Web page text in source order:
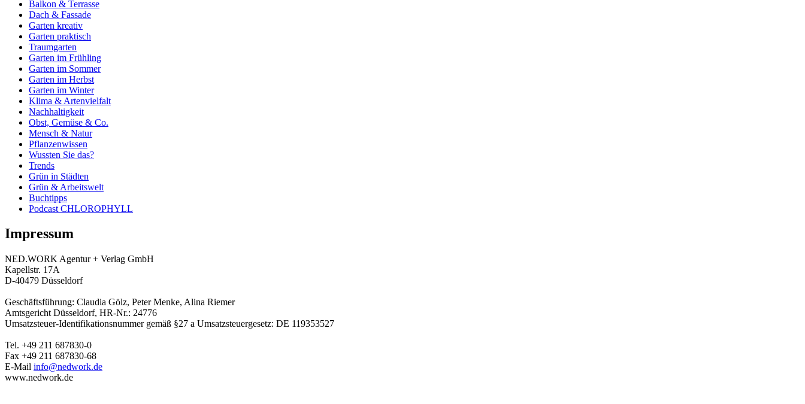
Balkon & Terrasse
Dach & Fassade
Garten kreativ
Garten praktisch
Traumgarten
Garten im Frühling
Garten im Sommer
Garten im Herbst
Garten im Winter
Klima & Artenvielfalt
Nachhaltigkeit
Obst, Gemüse & Co.
Mensch & Natur
Pflanzenwissen
Wussten Sie das?
Trends
Grün in Städten
Grün & Arbeitswelt
Buchtipps
Podcast CHLOROPHYLL
Impressum
NED.WORK Agentur + Verlag GmbH
Kapellstr. 17A
D-40479 Düsseldorf
Geschäftsführung: Claudia Gölz, Peter Menke, Alina Riemer
Amtsgericht Düsseldorf, HR-Nr.: 24776
Umsatzsteuer-Identifikationsnummer gemäß §27 a Umsatzsteuergesetz: DE 119353527
Tel. +49 211 687830-0
Fax +49 211 687830-68
E-Mail info@nedwork.de
www.nedwork.de